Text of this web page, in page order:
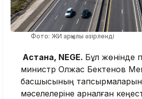
Фото: ЖИ арқылы әзірленді
Астана, NEGE. Бұл жөнінде
министр Олжас Бектенов
басшысының тапсырмаларын
мәселелеріне арналған